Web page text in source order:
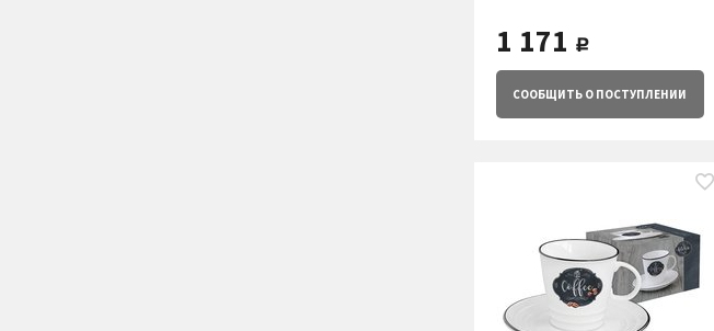
1 171 руб.
СООБЩИТЬ О ПОСТУПЛЕНИИ